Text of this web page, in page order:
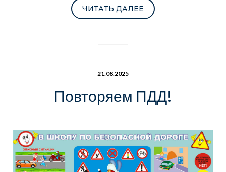
ЧИТАТЬ ДАЛЕЕ
21.08.2025
Повторяем ПДД!